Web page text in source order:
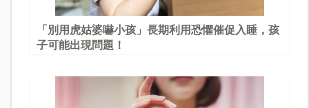
「別用虎姑婆嚇小孩」長期利用恐懼催促入睡，孩
子可能出現問題！